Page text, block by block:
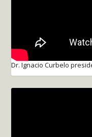
Dr. Ignacio Curbelo